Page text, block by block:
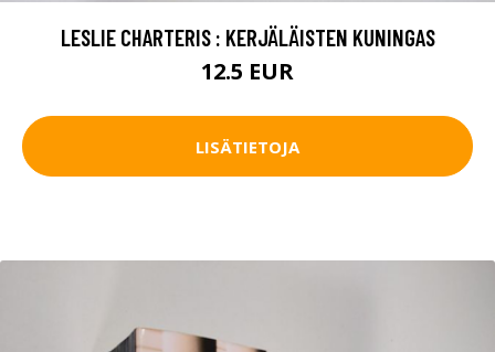
LESLIE CHARTERIS : KERJÄLÄISTEN KUNINGAS
12.5 EUR
LISÄTIETOJA